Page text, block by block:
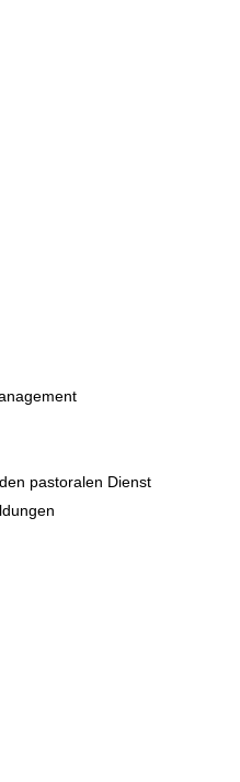
pastoralen Dienst